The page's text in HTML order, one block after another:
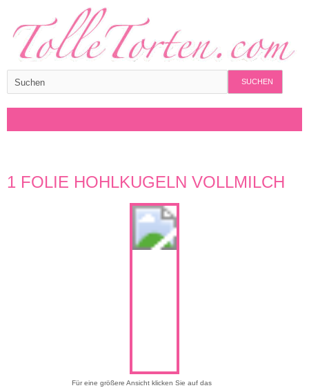
SUCHEN
1 FOLIE HOHLKUGELN VOLLMILCH
Für eine größere Ansicht klicken Sie auf das